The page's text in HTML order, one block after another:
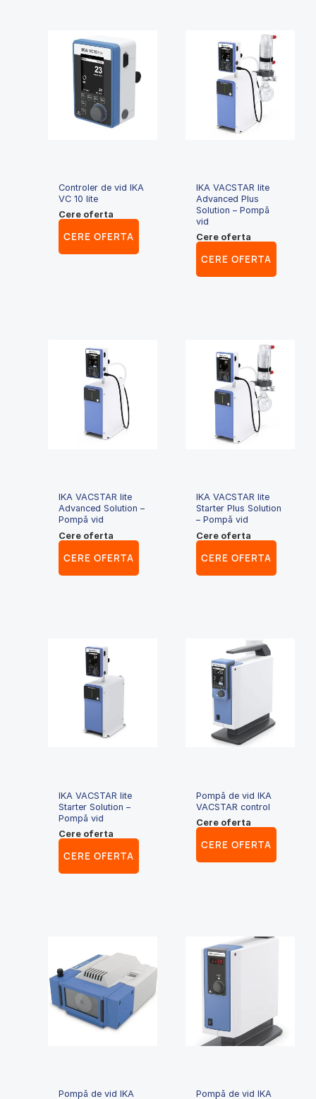
Controler de vid IKA
VC 10 lite
Cere oferta
CERE OFERTA
IKA VACSTAR lite
Advanced Plus
Solution – Pompă
vid
Cere oferta
CERE OFERTA
IKA VACSTAR lite
Advanced Solution –
Pompă vid
Cere oferta
CERE OFERTA
IKA VACSTAR lite
Starter Plus Solution
– Pompă vid
Cere oferta
CERE OFERTA
IKA VACSTAR lite
Starter Solution –
Pompă vid
Cere oferta
CERE OFERTA
Pompă de vid IKA
VACSTAR control
Cere oferta
CERE OFERTA
Pompă de vid IKA Pompă de vid IKA